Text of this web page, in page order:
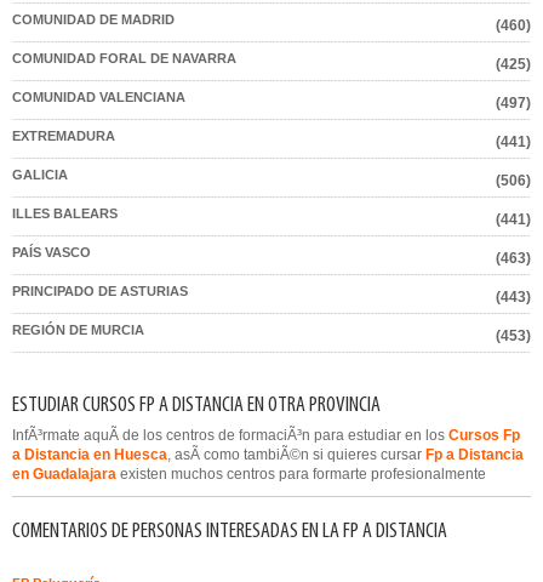
COMUNIDAD DE MADRID (460)
COMUNIDAD FORAL DE NAVARRA (425)
COMUNIDAD VALENCIANA (497)
EXTREMADURA (441)
GALICIA (506)
ILLES BALEARS (441)
PAÍS VASCO (463)
PRINCIPADO DE ASTURIAS (443)
REGIÓN DE MURCIA (453)
ESTUDIAR CURSOS FP A DISTANCIA EN OTRA PROVINCIA
InfÃ³rmate aquÃ­ de los centros de formaciÃ³n para estudiar en los Cursos Fp
a Distancia en Huesca, asÃ­ como tambiÃ©n si quieres cursar Fp a Distancia
en Guadalajara existen muchos centros para formarte profesionalmente
COMENTARIOS DE PERSONAS INTERESADAS EN LA FP A DISTANCIA